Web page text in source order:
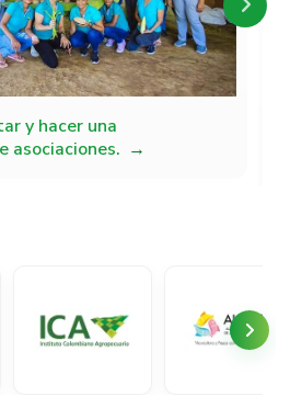
y hacer una
asociaciones.